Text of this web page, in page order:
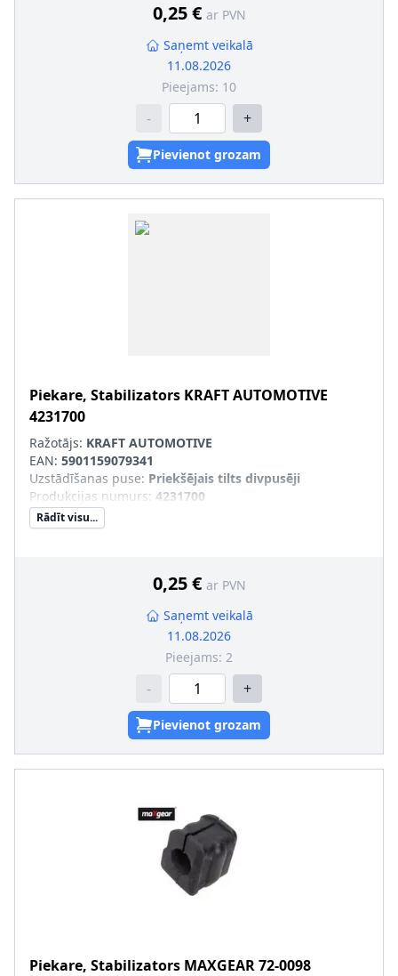
0,25 € ar PVN
Saņemt veikalā
11.08.2026
Pieejams: 10
- +
Pievienot grozam
Piekare, Stabilizators KRAFT AUTOMOTIVE
4231700
Ražotājs: KRAFT AUTOMOTIVE
EAN: 5901159079341
Uzstādīšanas puse: Priekšējais tilts divpusēji
Produkcijas numurs: 4231700
Rādīt visu...
0,25 € ar PVN
Saņemt veikalā
11.08.2026
Pieejams: 2
- +
Pievienot grozam
Piekare, Stabilizators MAXGEAR72-0098